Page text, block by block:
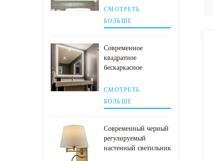
с пусковой площадкой
тумана
СМОТРЕТЬ
БОЛЬШЕ
Современное
квадратное
бескаркасное
ванной со
светодиодной
подсветкой
СМОТРЕТЬ
БОЛЬШЕ
Современный черный
регулируемый
настенный светильник